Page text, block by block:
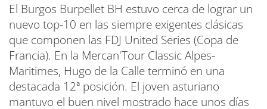
El Burgos Burpellet BH estuvo cerca de lograr un
nuevo top-10 en las siempre exigentes clásicas
que componen las FDJ United Series (Copa de
Francia). En la Mercan'Tour Classic Alpes-
Maritimes, Hugo de la Calle terminó en una
destacada 12ª posición. El joven asturiano
mantuvo el buen nivel mostrado hace unos días